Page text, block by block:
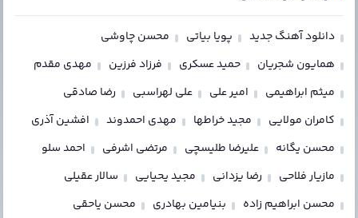
دانلود آهنگ جدید پویا بیاتی
محسن چاوشی
همایون شجریان
حمید عسکری فرزاد فرزین
مهدی مقدم
میثم ابراهیمی
امیر علی علی لهراسبی
رضا صادقی
کامران مولایی
مجید خراطها مهدی احمدوند
افشین آذری
محسن یگانه
علیرضا طلیسچی مرتضی اشرفی
احمد سلو
مازیار فلاحی
رضا یزدانی مجید یحیایی
سالار عقیلی
محسن ابراهیم زاده
بنیامین بهادری
محسن یاحقی